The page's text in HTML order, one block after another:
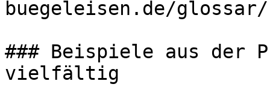
buegeleisen.de/
### Beispiele aus der
vielfältig